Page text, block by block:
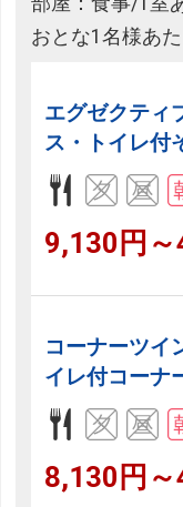
おとな1名様あ
エグゼクティ
ス・トイレ付
9,130円～
コーナーツイ
イレ付コーナ
8,130円～